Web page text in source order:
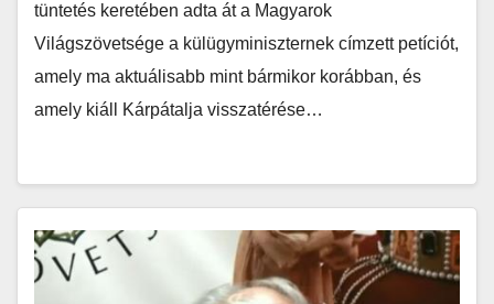
tüntetés keretében adta át a Magyarok
Világszövetsége a külügyminiszternek címzett petíciót,
amely ma aktuálisabb mint bármikor korábban, és
amely kiáll Kárpátalja visszatérése…